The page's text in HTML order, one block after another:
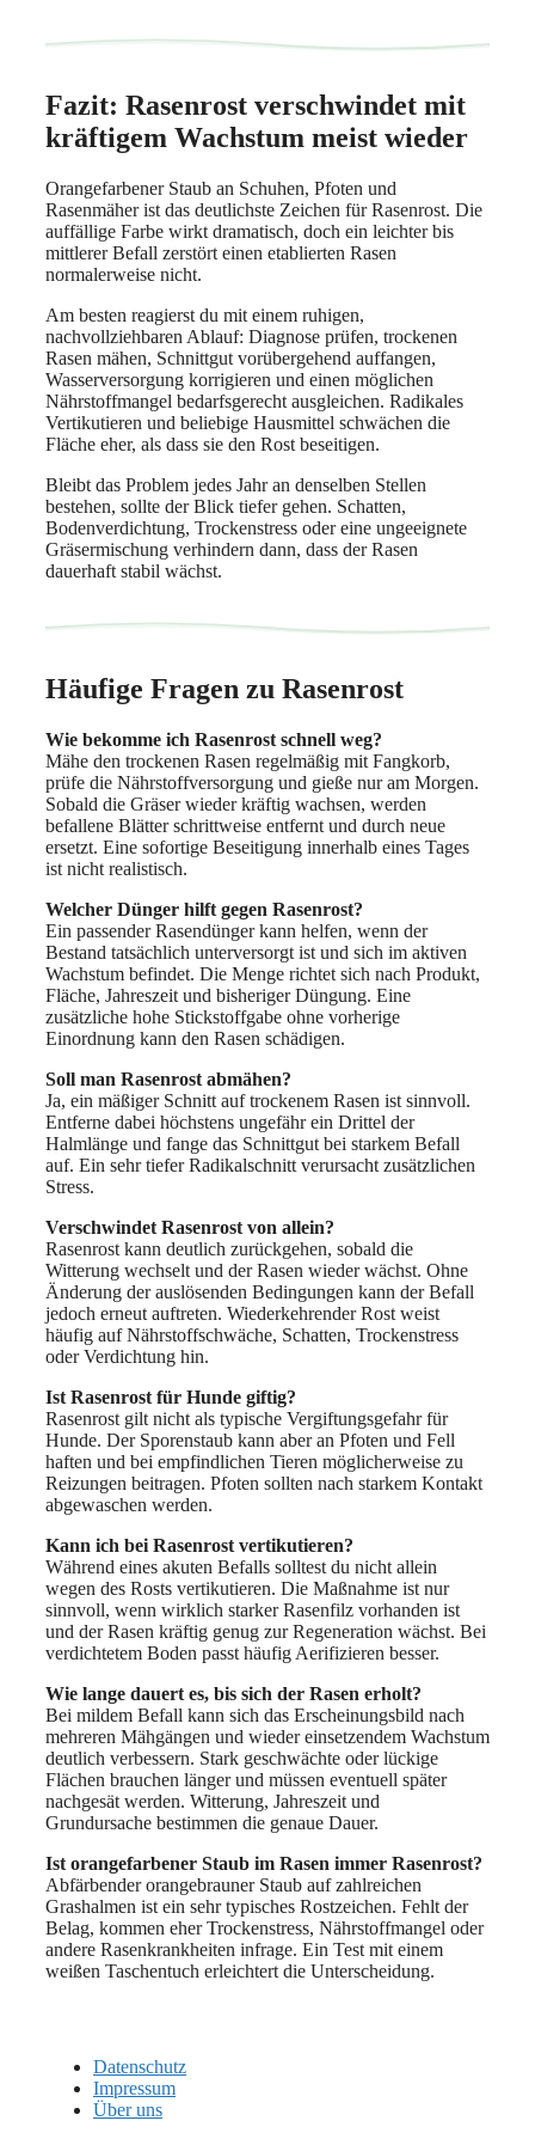
Fazit: Rasenrost verschwindet mit
kräftigem Wachstum meist wieder
Orangefarbener Staub an Schuhen, Pfoten und
Rasenmäher ist das deutlichste Zeichen für Rasenrost. Die
auffällige Farbe wirkt dramatisch, doch ein leichter bis
mittlerer Befall zerstört einen etablierten Rasen
normalerweise nicht.
Am besten reagierst du mit einem ruhigen,
nachvollziehbaren Ablauf: Diagnose prüfen, trockenen
Rasen mähen, Schnittgut vorübergehend auffangen,
Wasserversorgung korrigieren und einen möglichen
Nährstoffmangel bedarfsgerecht ausgleichen. Radikales
Vertikutieren und beliebige Hausmittel schwächen die
Fläche eher, als dass sie den Rost beseitigen.
Bleibt das Problem jedes Jahr an denselben Stellen
bestehen, sollte der Blick tiefer gehen. Schatten,
Bodenverdichtung, Trockenstress oder eine ungeeignete
Gräsermischung verhindern dann, dass der Rasen
dauerhaft stabil wächst.
Häufige Fragen zu Rasenrost
Wie bekomme ich Rasenrost schnell weg?
Mähe den trockenen Rasen regelmäßig mit Fangkorb,
prüfe die Nährstoffversorgung und gieße nur am Morgen.
Sobald die Gräser wieder kräftig wachsen, werden
befallene Blätter schrittweise entfernt und durch neue
ersetzt. Eine sofortige Beseitigung innerhalb eines Tages
ist nicht realistisch.
Welcher Dünger hilft gegen Rasenrost?
Ein passender Rasendünger kann helfen, wenn der
Bestand tatsächlich unterversorgt ist und sich im aktiven
Wachstum befindet. Die Menge richtet sich nach Produkt,
Fläche, Jahreszeit und bisheriger Düngung. Eine
zusätzliche hohe Stickstoffgabe ohne vorherige
Einordnung kann den Rasen schädigen.
Soll man Rasenrost abmähen?
Ja, ein mäßiger Schnitt auf trockenem Rasen ist sinnvoll.
Entferne dabei höchstens ungefähr ein Drittel der
Halmlänge und fange das Schnittgut bei starkem Befall
auf. Ein sehr tiefer Radikalschnitt verursacht zusätzlichen
Stress.
Verschwindet Rasenrost von allein?
Rasenrost kann deutlich zurückgehen, sobald die
Witterung wechselt und der Rasen wieder wächst. Ohne
Änderung der auslösenden Bedingungen kann der Befall
jedoch erneut auftreten. Wiederkehrender Rost weist
häufig auf Nährstoffschwäche, Schatten, Trockenstress
oder Verdichtung hin.
Ist Rasenrost für Hunde giftig?
Rasenrost gilt nicht als typische Vergiftungsgefahr für
Hunde. Der Sporenstaub kann aber an Pfoten und Fell
haften und bei empfindlichen Tieren möglicherweise zu
Reizungen beitragen. Pfoten sollten nach starkem Kontakt
abgewaschen werden.
Kann ich bei Rasenrost vertikutieren?
Während eines akuten Befalls solltest du nicht allein
wegen des Rosts vertikutieren. Die Maßnahme ist nur
sinnvoll, wenn wirklich starker Rasenfilz vorhanden ist
und der Rasen kräftig genug zur Regeneration wächst. Bei
verdichtetem Boden passt häufig Aerifizieren besser.
Wie lange dauert es, bis sich der Rasen erholt?
Bei mildem Befall kann sich das Erscheinungsbild nach
mehreren Mähgängen und wieder einsetzendem Wachstum
deutlich verbessern. Stark geschwächte oder lückige
Flächen brauchen länger und müssen eventuell später
nachgesät werden. Witterung, Jahreszeit und
Grundursache bestimmen die genaue Dauer.
Ist orangefarbener Staub im Rasen immer Rasenrost?
Abfärbender orangebrauner Staub auf zahlreichen
Grashalmen ist ein sehr typisches Rostzeichen. Fehlt der
Belag, kommen eher Trockenstress, Nährstoffmangel oder
andere Rasenkrankheiten infrage. Ein Test mit einem
weißen Taschentuch erleichtert die Unterscheidung.
Datenschutz
Impressum
Über uns